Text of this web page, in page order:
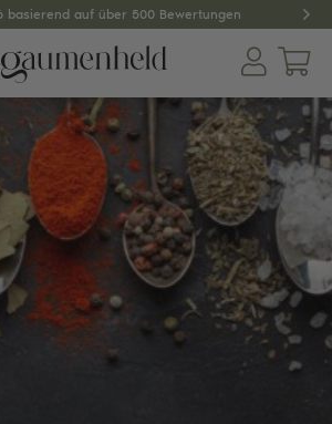
basierend auf über 500 Bewertungen